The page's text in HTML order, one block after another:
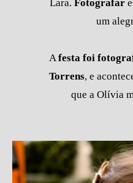
Lara. Fotografar
um
A festa foi
Torrens, e
que a Olívia